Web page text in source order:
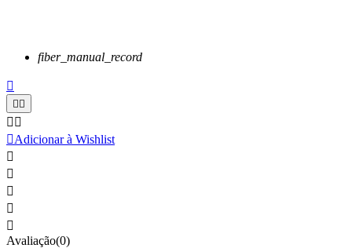
fiber_manual_record

 
 
Adicionar à Wishlist





Avaliação(0)